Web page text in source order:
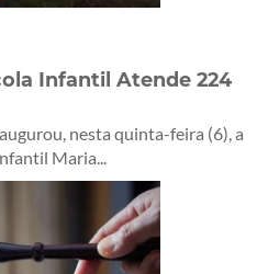
Infantil Atende 224
nesta quinta-feira (6), a
Maria...